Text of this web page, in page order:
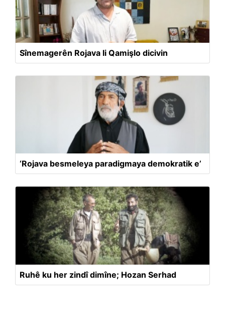
Sînemagerên Rojava li Qamişlo dicivin
‘Rojava besmeleya paradigmaya demokratik e’
Ruhê ku her zindî dimîne; Hozan Serhad